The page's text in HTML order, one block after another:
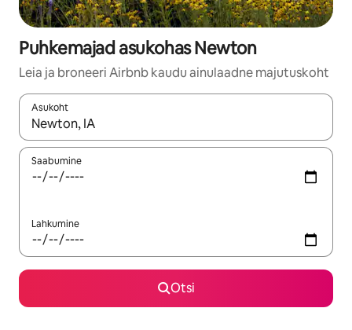
Puhkemajad asukohas Newton
Leia ja broneeri Airbnb kaudu ainulaadne majutuskoht
Asukoht
Kui tulemused on kuvatud, liigu ekraanil nooleklahvidega või
Saabumine
Lahkumine
Otsi